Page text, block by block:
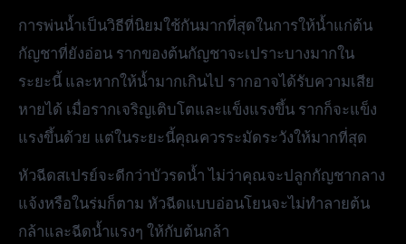
การพ่นน้ำเป็นวิธีที่นิยมใช้กันมากที่สุดในการให้น้ำแก่ต้น
กัญชาที่ยังอ่อน รากของต้นกัญชาจะเปราะบางมากใน
ระยะนี้ และหากให้น้ำมากเกินไป รากอาจได้รับความเสีย
หายได้ เมื่อรากเจริญเติบโตและแข็งแรงขึ้น รากก็จะแข็ง
แรงขึ้นด้วย แต่ในระยะนี้คุณควรระมัดระวังให้มากที่สุด
หัวฉีดสเปรย์จะดีกว่าบัวรดน้ำ ไม่ว่าคุณจะปลูกกัญชากลาง
แจ้งหรือในร่มก็ตาม หัวฉีดแบบอ่อนโยนจะไม่ทำลายต้น
กล้าและฉีดน้ำแรงๆ ให้กับต้นกล้า